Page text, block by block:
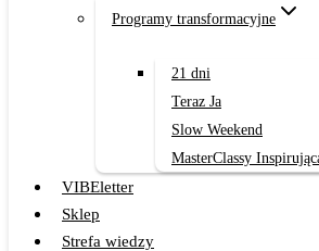
Programy transformacyjne
21 dni
Teraz Ja
Slow Weekend
MasterClassy
VIBEletter
Sklep
Strefa wiedzy